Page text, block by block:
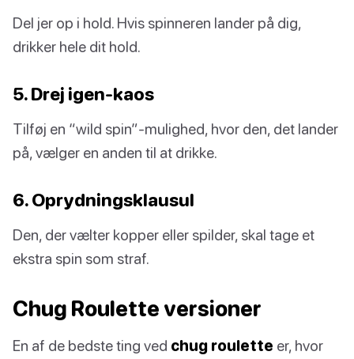
Del jer op i hold. Hvis spinneren lander på dig,
drikker hele dit hold.
5. Drej igen-kaos
Tilføj en “wild spin”-mulighed, hvor den, det lander
på, vælger en anden til at drikke.
6. Oprydningsklausul
Den, der vælter kopper eller spilder, skal tage et
ekstra spin som straf.
Chug Roulette versioner
En af de bedste ting ved chug roulette er, hvor